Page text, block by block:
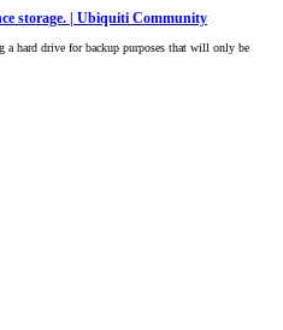
storage. | Ubiquiti Community
hard drive for backup purposes that will only be